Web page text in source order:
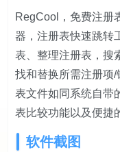
RegCool，免费注册
器，注册表快速跳转
表、整理注册表，搜
找和替换所需注册项
表文件如同系统自带
表比较功能以及便捷
软件截图